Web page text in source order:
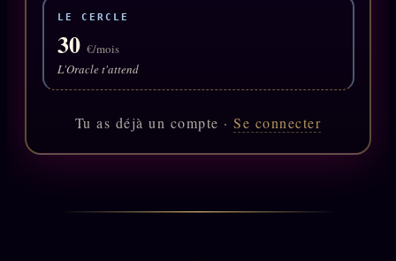
Oracle Anniversaire
Oracle Carte du Jour
Oracle Algorithme
Audit Social
LE CERCLE
30 €/mois
L'Oracle t'attend
Tu as déjà un compte ·Se connecter